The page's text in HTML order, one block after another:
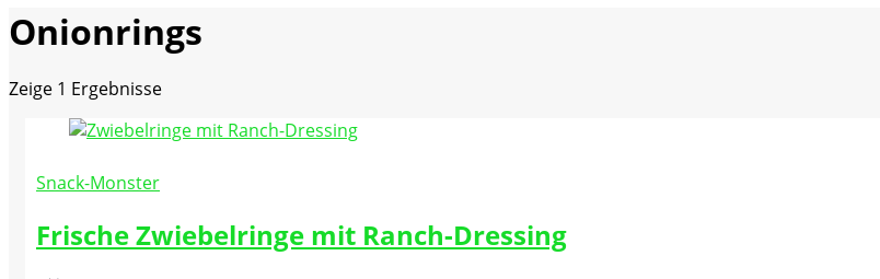
Toastenstein.com
Onionrings
Zeige 1 Ergebnisse
Snack-Monster
Frische Zwiebelringe mit Ranch-Dressing